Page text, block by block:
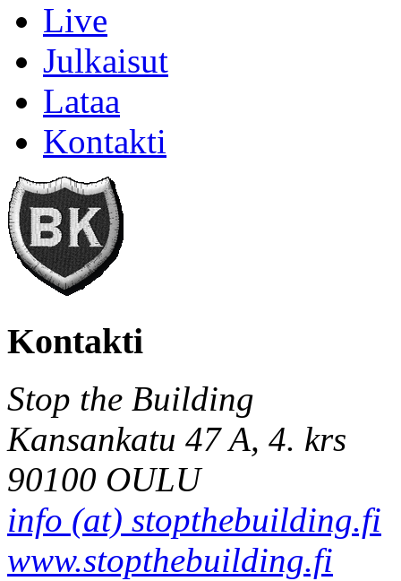
Live
Julkaisut
Lataa
Kontakti
Kontakti
Stop the Building
Kansankatu 47 A, 4. krs
90100 OULU
info (at) stopthebuilding.fi
www.stopthebuilding.fi